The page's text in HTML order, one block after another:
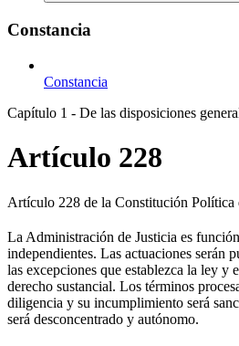
Constancia
Constancia
Capítulo 1 - De las disposiciones
Artículo 228
Artículo 228 de la Constitución Política
La Administración de Justicia es
independientes. Las actuaciones serán
las excepciones que establezca la ley y
derecho sustancial. Los términos
diligencia y su incumplimiento será
será desconcentrado y autónomo.